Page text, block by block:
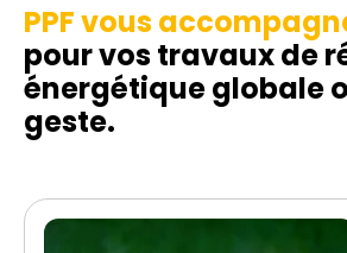
PPF vous
pour vos travaux de
énergétique globale
geste.